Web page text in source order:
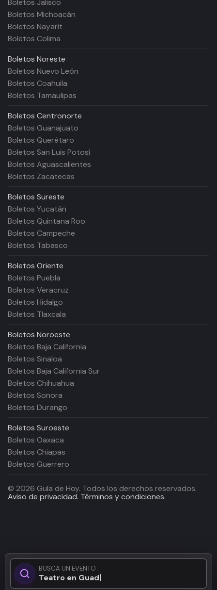
BUSCA UN EVENTO
Teatro en Guadalaj
Boletos Jalisco
Boletos Michoacán
Boletos Nayarit
Boletos Colima
Boletos Noreste
Boletos Nuevo León
Boletos Coahuila
Boletos Tamaulipas
Boletos Centronorte
Boletos Guanajuato
Boletos Querétaro
Boletos San Luis Potosí
Boletos Aguascalientes
Boletos Zacatecas
Boletos Sureste
Boletos Yucatán
Boletos Quintana Roo
Boletos Campeche
Boletos Tabasco
Boletos Oriente
Boletos Puebla
Boletos Veracruz
Boletos Hidalgo
Boletos Tlaxcala
Boletos Noroeste
Boletos Baja California
Boletos Sinaloa
Boletos Baja California Sur
Boletos Chihuahua
Boletos Sonora
Boletos Durango
Boletos Suroeste
Boletos Oaxaca
Boletos Chiapas
Boletos Guerrero
© 2026 Guía de Hoy. Todos los derechos reservados.
Aviso de privacidad. Términos y condiciones.